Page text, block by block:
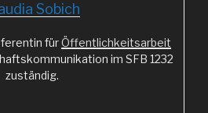
Sobich
fürÖffentlichkeitsarbeit
im SFB 1232
zuständig.